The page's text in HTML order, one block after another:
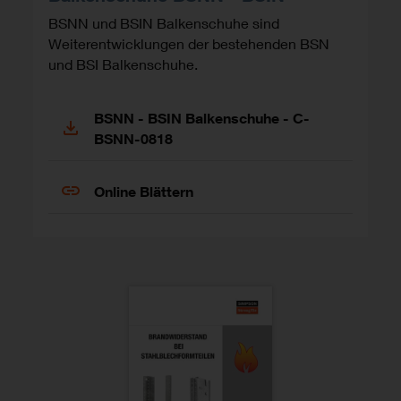
BSNN und BSIN Balkenschuhe sind
Weiterentwicklungen der bestehenden BSN
und BSI Balkenschuhe.
BSNN - BSIN Balkenschuhe - C-
BSNN-0818
Online Blättern